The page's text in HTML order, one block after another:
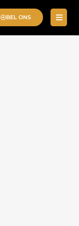
BEL ONS